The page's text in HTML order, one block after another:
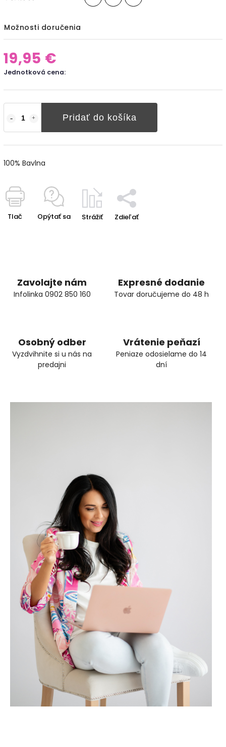
Možnosti doručenia
19,95 €
Jednotková cena:
Pridať do košíka
100% Bavlna
Tlač Opýtať sa Strážiť Zdieľať
Zavolajte nám
Infolinka 0902 850 160
Expresné dodanie
Tovar doručujeme do 48 h
Osobný odber
Vyzdvihnite si u nás na
predajni
Vrátenie peňazí
Peniaze odosielame do 14
dní